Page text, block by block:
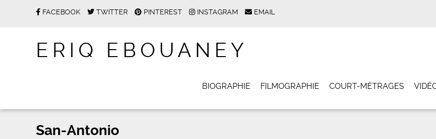
FACEBOOK TWITTER PINTEREST INSTAGRAM EMAIL
ERIQ EBOUANEY
BIOGRAPHIE FILMOGRAPHIE COURT-MÉTRAGES
San-Antonio